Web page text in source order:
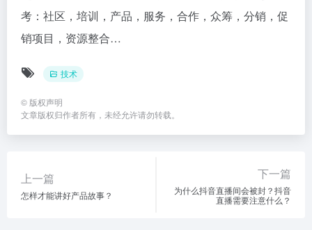
考：社区，培训，产品，服务，合作，众筹，分销，促
销项目，资源整合…
技术
© 版权声明
文章版权归作者所有，未经允许请勿转载。
上一篇
怎样才能讲好产品故事？
下一篇
为什么抖音直播间会被封？抖音
直播需要注意什么？